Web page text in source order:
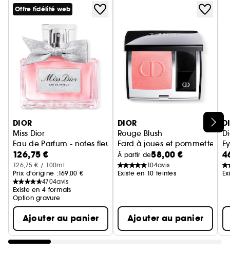
Ignorer le carrousel produits
Offre fidélité web
DIOR
Miss Dior
Eau de Parfum - notes fleuries et fraîches - nœud couture
126,75 €
126,75 € / 100ml
Prix d'origine :169,00 €
4704avis
Existe en 4 formats
Option gravure
Ajouter au panier
DIOR
Rouge Blush
Fard à joues et pommettes -
À partir de58,00 €
104avis
Existe en 10 teintes
Ajouter au panier